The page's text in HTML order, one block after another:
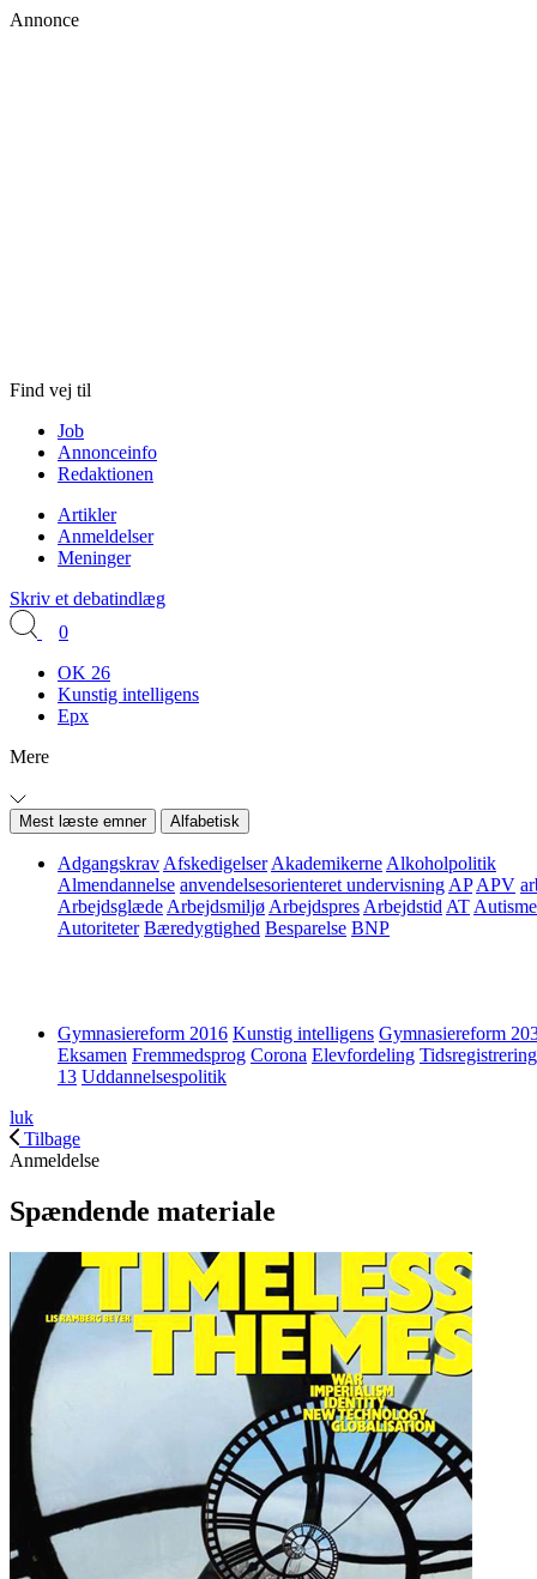
Annonce
Find vej til
Job
Annonceinfo
Redaktionen
Artikler
Anmeldelser
Meninger
Skriv et debatindlæg
0
OK 26
Kunstig intelligens
Epx
Mere
Mest læste emner Alfabetisk
Adgangskrav Afskedigelser Akademikerne Alkoholpolitik
Almendannelse anvendelsesorienteret undervisning AP APV
Arbejdsglæde Arbejdsmiljø Arbejdspres Arbejdstid AT Autisme
Autoriteter Bæredygtighed Besparelse BNP
Gymnasiereform 2016 Kunstig intelligens Gymnasiereform
Eksamen Fremmedsprog Corona Elevfordeling Tidsregistrering
13 Uddannelsespolitik
luk
Tilbage
Anmeldelse
Spændende materiale